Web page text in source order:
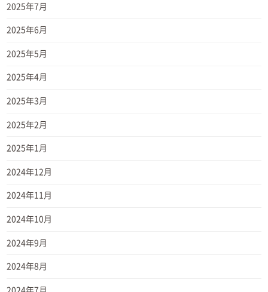
2025年7月
2025年6月
2025年5月
2025年4月
2025年3月
2025年2月
2025年1月
2024年12月
2024年11月
2024年10月
2024年9月
2024年8月
2024年7月